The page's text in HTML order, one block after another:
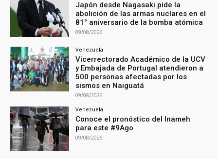
Japón desde Nagasaki pide la
abolición de las armas nuclares en el
81° aniversario de la bomba atómica
09/08/2026
Venezuela
Vicerrectorado Académico de la UCV
y Embajada de Portugal atendieron a
500 personas afectadas por los
sismos en Naiguatá
09/08/2026
Venezuela
Conoce el pronóstico del Inameh
para este #9Ago
09/08/2026